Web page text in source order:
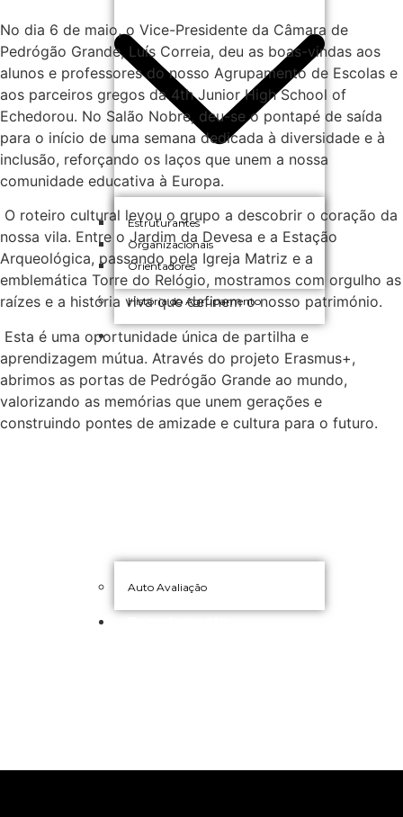
Estruturantes
Organizacionais
Orientadores
História do Agrupamento
Qualidade
Auto Avaliação
No dia 6 de maio, o Vice-Presidente da Câmara de
Pedrógão Grande, Luís Correia, deu as boas-vindas aos
alunos e professores do nosso Agrupamento de Escolas e
aos parceiros gregos da 4th Junior High School of
Echedorou. No Salão Nobre, deu-se o pontapé de saída
para o início de uma semana dedicada à diversidade e à
inclusão, reforçando os laços que unem a nossa
comunidade educativa à Europa.
O roteiro cultural levou o grupo a descobrir o coração da
nossa vila. Entre o Jardim da Devesa e a Estação
Arqueológica, passando pela Igreja Matriz e a
emblemática Torre do Relógio, mostramos com orgulho as
raízes e a história viva que definem o nosso património.
Esta é uma oportunidade única de partilha e
aprendizagem mútua. Através do projeto Erasmus+,
abrimos as portas de Pedrógão Grande ao mundo,
valorizando as memórias que unem gerações e
construindo pontes de amizade e cultura para o futuro.